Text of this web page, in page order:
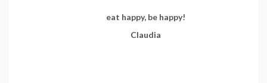
eat happy, be happy!
Claudia